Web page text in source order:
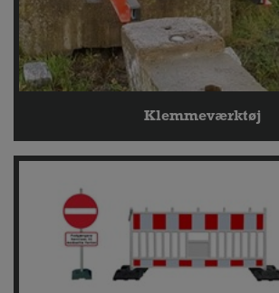
Klemmeværktøj